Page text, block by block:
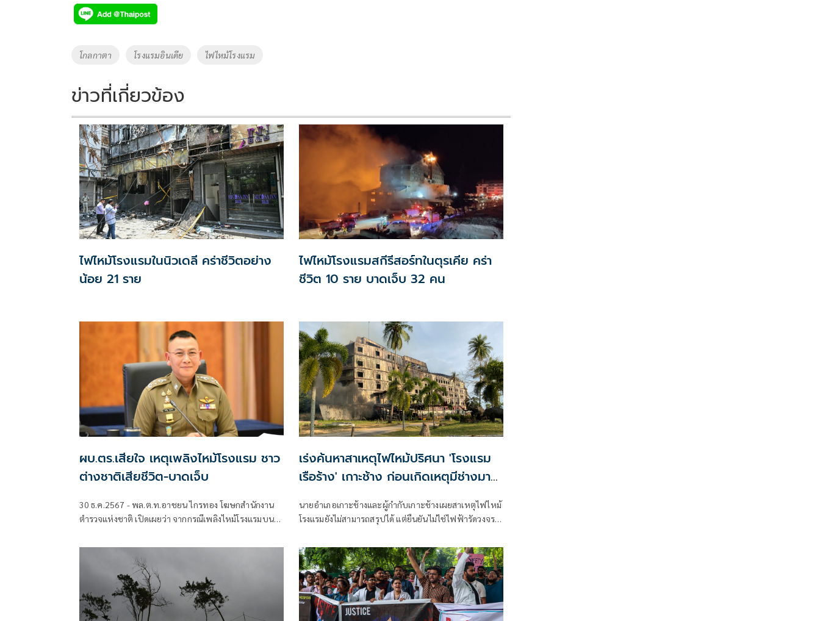
e
b
o
k
tt
er
p
y
Li
k
Tags
โกลกาตา โรงแรมอินเดีย ไฟไหม้โรงแรม
ข่าวที่เกี่ยวข้อง
ไฟไหม้โรงแรมในนิวเดลี คร่าชีวิตอย่าง
น้อย 21 ราย
ไฟไหม้โรงแรมสกีรีสอร์ทในตุรเคีย คร่า
ชีวิต 10 ราย บาดเจ็บ 32 คน
ผบ.ตร.เสียใจ เหตุเพลิงไหม้โรงแรม ชาว
ต่างชาติเสียชีวิต-บาดเจ็บ
30 ธ.ค.2567 - พล.ต.ท.อาชยน ไกรทอง โฆษกสำนักงาน
ตำรวจแห่งชาติ เปิดเผยว่า จากกรณีเพลิงไหม้โรงแรมบน
เมื่อคืนวันที่ 29 ธันวาคม 2567 ที่ผ่านมา เป็นเหตุให้ชาว
ต่างชาติเสียชีวิต 3 ราย
เร่งค้นหาสาเหตุไฟไหม้ปริศนา 'โรงแรม
เรือร้าง' เกาะช้าง ก่อนเกิดเหตุมีช่างมา
นายอำเภอเกาะช้างและผู้กำกับเกาะช้างเผยสาเหตุไฟไหม้
โรงแรมยังไม่สามารถสรุปได้ แต่ยืนยันไม่ไช่ไฟฟ้ารัดวงจร